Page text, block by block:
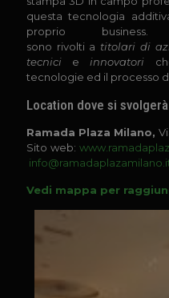
questa tecnologia
proprio
sono rivolti a titolari di
tecnici e innovatori
tecnologie ed il processo
Location dove si svolgerà
Ramada Plaza Milano,
Sito web:
Vedi mappa per